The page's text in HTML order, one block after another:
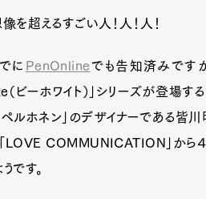
像を超えるすごい人！人！人！
に PenOnline でも告知済みです
（ビーホワイト）」シリーズが登場す
ペルホネン」のデザイナーである皆
LOVE COMMUNICATION」から４
です。